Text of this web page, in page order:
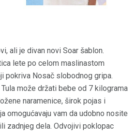
ali je divan novi Soar šablon.
lete po celom maslinastom
pokriva Nosač slobodnog gripa.
može držati bebe od 7 kilograma
naramenice, širok pojas i
omogućavaju vam da udobno nosite
zadnjeg dela. Odvojivi poklopac